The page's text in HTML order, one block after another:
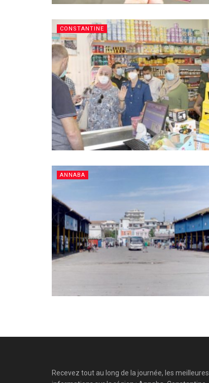
CONSTANTINE
ANNABA
Recevez tout au long de la journée, les meilleures